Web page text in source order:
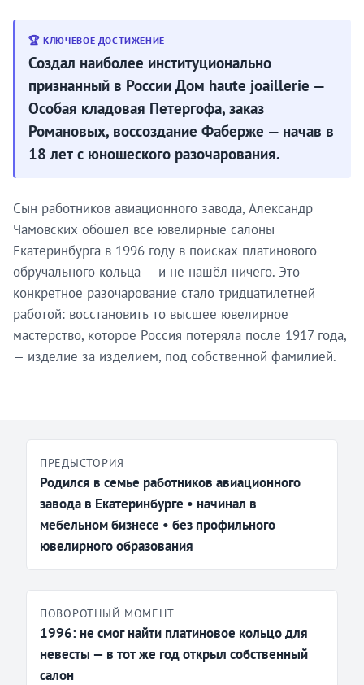
🏆 КЛЮЧЕВОЕ ДОСТИЖЕНИЕ
Создал наиболее институционально
признанный в России Дом haute joaillerie —
Особая кладовая Петергофа, заказ
Романовых, воссоздание Фаберже — начав в
18 лет с юношеского разочарования.
Сын работников авиационного завода, Александр
Чамовских обошёл все ювелирные салоны
Екатеринбурга в 1996 году в поисках платинового
обручального кольца — и не нашёл ничего. Это
конкретное разочарование стало тридцатилетней
работой: восстановить то высшее ювелирное
мастерство, которое Россия потеряла после 1917 года,
— изделие за изделием, под собственной фамилией.
ПРЕДЫСТОРИЯ
Родился в семье работников авиационного
завода в Екатеринбурге • начинал в
мебельном бизнесе • без профильного
ювелирного образования
ПОВОРОТНЫЙ МОМЕНТ
1996: не смог найти платиновое кольцо для
невесты — в тот же год открыл собственный
салон